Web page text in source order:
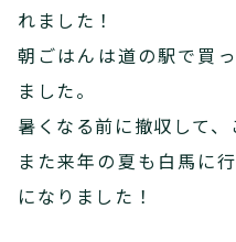
れました！
朝ごはんは道の駅で買
ました。
暑くなる前に撤収して、
また来年の夏も白馬に
になりました！